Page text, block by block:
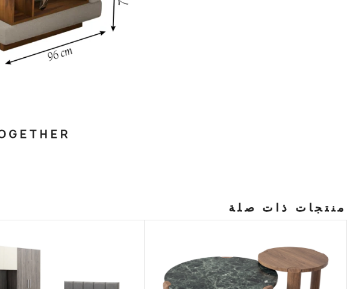
منتجات ذات صلة